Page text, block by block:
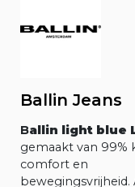
Ballin Jeans
Ballin light blue
gemaakt van 99%
comfort en